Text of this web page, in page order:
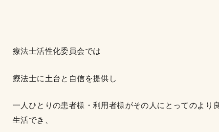
療法士活性化委員会では
療法士に土台と自信を提供し
一人ひとりの患者様・利用者様がその人にとってのより
生活でき、